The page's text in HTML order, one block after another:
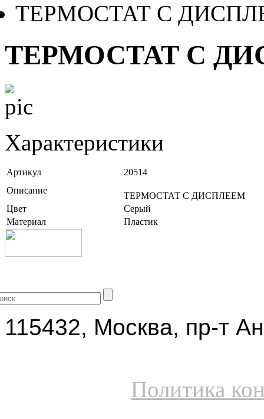
ТЕРМОСТАТ С
ТЕРМОСТАТ С
Характеристики
Артикул
20514
Описание
ТЕРМОСТАТ С ДИСПЛЕЕМ
Цвет
Серый
Материал
Пластик
115432, Москва, пр-т
Политика